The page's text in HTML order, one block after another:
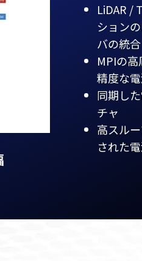
LiDAR /
ション
バの統合
MPIの
精度な
同期し
チャ
高スル
された